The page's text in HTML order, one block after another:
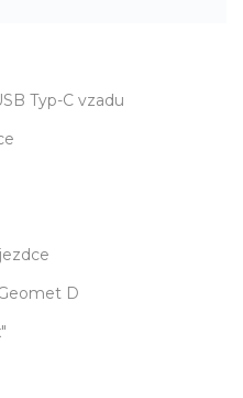
Typ-C vzadu
D